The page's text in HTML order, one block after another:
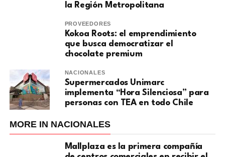
la Región Metropolitana
PROVEEDORES
Kokoa Roots: el emprendimiento
que busca democratizar el
chocolate premium
NACIONALES
Supermercados Unimarc
implementa “Hora Silenciosa” para
personas con TEA en todo Chile
MORE IN NACIONALES
Mallplaza es la primera compañía